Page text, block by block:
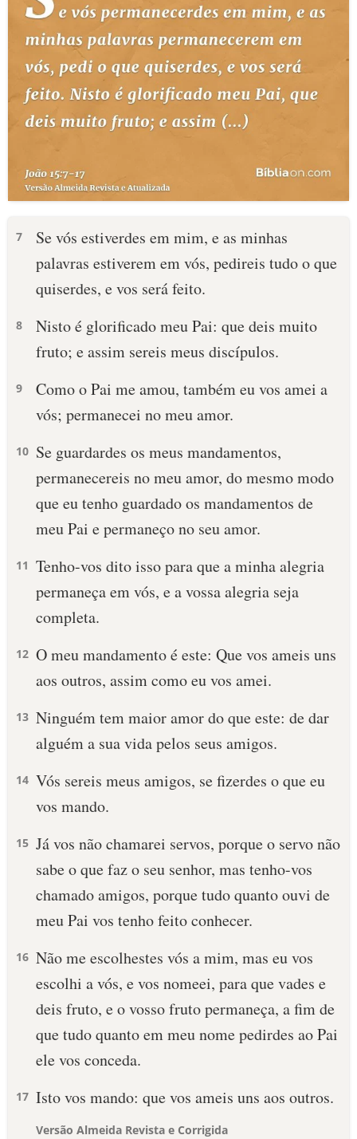
7
Se vós estiverdes em mim, e as minhas
palavras estiverem em vós, pedireis tudo o que
quiserdes, e vos será feito.
8
Nisto é glorificado meu Pai: que deis muito
fruto; e assim sereis meus discípulos.
9
Como o Pai me amou, também eu vos amei a
vós; permanecei no meu amor.
10 Se guardardes os meus mandamentos,
permanecereis no meu amor, do mesmo modo
que eu tenho guardado os mandamentos de
meu Pai e permaneço no seu amor.
11 Tenho-vos dito isso para que a minha alegria
permaneça em vós, e a vossa alegria seja
completa.
12 O meu mandamento é este: Que vos ameis uns
aos outros, assim como eu vos amei.
13 Ninguém tem maior amor do que este: de dar
alguém a sua vida pelos seus amigos.
14 Vós sereis meus amigos, se fizerdes o que eu
vos mando.
15 Já vos não chamarei servos, porque o servo não
sabe o que faz o seu senhor, mas tenho-vos
chamado amigos, porque tudo quanto ouvi de
meu Pai vos tenho feito conhecer.
16 Não me escolhestes vós a mim, mas eu vos
escolhi a vós, e vos nomeei, para que vades e
deis fruto, e o vosso fruto permaneça, a fim de
que tudo quanto em meu nome pedirdes ao Pai
ele vos conceda.
17 Isto vos mando: que vos ameis uns aos outros.
Versão Almeida Revista e Corrigida